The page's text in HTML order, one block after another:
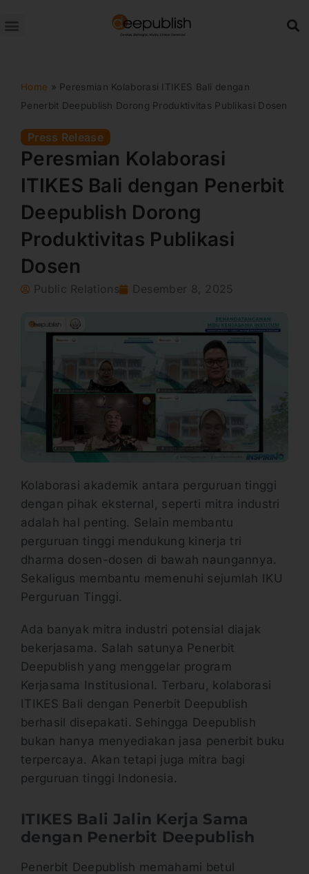
ke
Home » Peresmian Kolaborasi ITIKES Bali dengan
Penerbit Deepublish Dorong Produktivitas Publikasi Dosen
Press Release
Peresmian Kolaborasi
ITIKES Bali dengan Penerbit
Deepublish Dorong
Produktivitas Publikasi
Dosen
Public Relations Desember 8, 2025
Kolaborasi akademik antara perguruan tinggi
dengan pihak eksternal, seperti mitra industri
adalah hal penting. Selain membantu
perguruan tinggi mendukung kinerja tri
dharma dosen-dosen di bawah naungannya.
Sekaligus membantu memenuhi sejumlah IKU
Perguruan Tinggi.
Ada banyak mitra industri potensial diajak
bekerjasama. Salah satunya Penerbit
Deepublish yang menggelar program
Kerjasama Institusional. Terbaru, kolaborasi
ITIKES Bali dengan Penerbit Deepublish
berhasil disepakati. Sehingga Deepublish
bukan hanya menyediakan jasa penerbit buku
terpercaya. Akan tetapi juga mitra bagi
perguruan tinggi Indonesia.
ITIKES Bali Jalin Kerja Sama
dengan Penerbit Deepublish
Penerbit Deepublish memahami betul